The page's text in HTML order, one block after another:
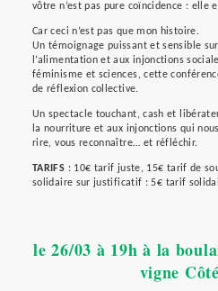
vôtre n’est pas pure coïncidence : elle
Car ceci n’est pas que mon histoire.
Un témoignage puissant et sensible
l’alimentation et aux injonctions
féminisme et sciences, cette
de réflexion collective.
Un spectacle touchant, cash et
la nourriture et aux injonctions qui
rire, vous reconnaître… et réfléchir.
TARIFS : 10€ tarif juste, 15€ tarif de
solidaire sur justificatif : 5€ tarif
le 26/03 à 19h à la
vigne